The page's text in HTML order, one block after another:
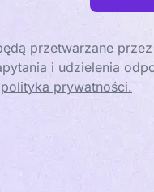
przetwarzane
i udzielenia
polityka prywatności.